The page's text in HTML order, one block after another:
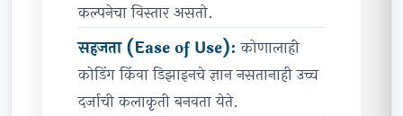
कल्पनेचा विस्तार असतो.
सहजता (Ease of Use): कोणालाही
कोडिंग किंवा डिझाइनचे ज्ञान नसतानाही उच्च
दर्जाची कलाकृती बनवता येते.